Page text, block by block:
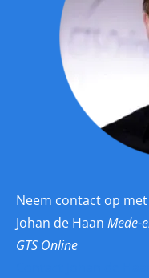
Neem contact op met
Johan de Haan Mede-
GTS Online